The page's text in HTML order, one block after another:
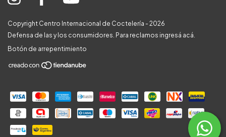
Copyright Centro Internacional de Coctelería - 2026
Defensa de las y los consumidores. Para reclamos ingresá acá.
Botón de arrepentimiento